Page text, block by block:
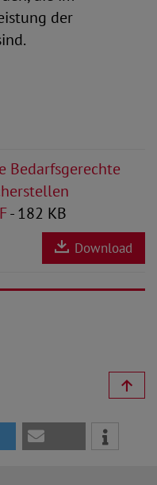
der
Bedarfsgerechte
- 182 KB
Download